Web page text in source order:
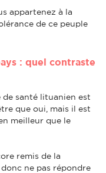
appartenez à la
de ce peuple
: quel contraste
de santé lituanien est
que oui, mais il est
meilleur que le
remis de la
ne pas répondre